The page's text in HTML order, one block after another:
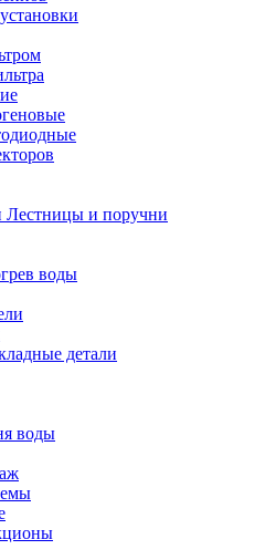
Лестницы и поручни
воды
детали
воды